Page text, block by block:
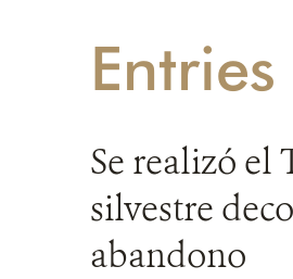
Se realizó el
silvestre
abandono